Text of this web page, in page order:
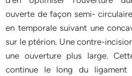
ouverte de façon semi-
en temporale suivant une
sur le ptérion. Une contre-
une ouverture plus large.
continue le long du ligament